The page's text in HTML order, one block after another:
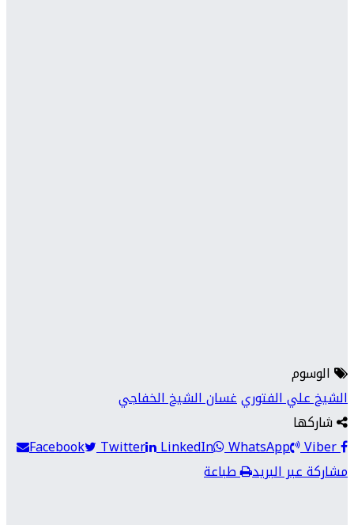
الوسوم
الشيخ علي الفتوريغسان الشيخ الخفاجي
شاركها
Facebook
Twitter LinkedIn WhatsApp Viber
مشاركة عبر البريد
طباعة